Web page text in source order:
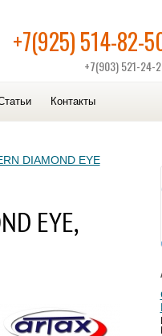
+7(925) 514-82-
+7(903) 521-24-
Контакты
DIAMOND EYE
EYE,